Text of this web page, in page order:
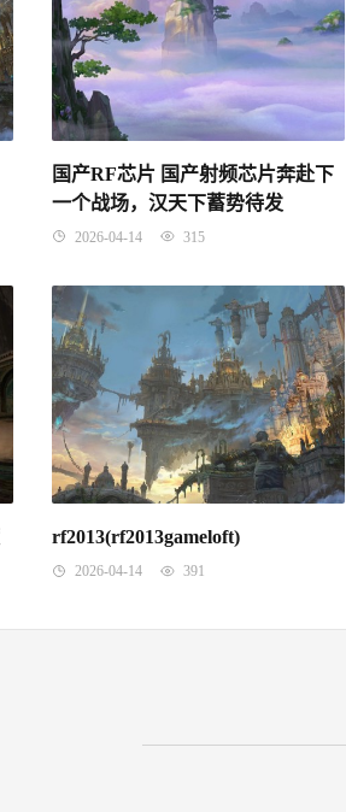
国产RF芯片 国产射频芯片奔赴下
一个战场，汉天下蓄势待发
2026-04-14 315
rf2013(rf2013gameloft)
2026-04-14 391